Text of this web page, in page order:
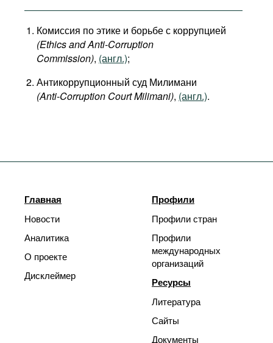
Комиссия по этике и борьбе с коррупцией
(Ethics and Anti-Corruption
Commission), (англ.);
Антикоррупционный суд Милимани
(Anti-Corruption Court Milimani), (англ.).
Главная
Новости
Аналитика
О проекте
Дисклеймер
Профили
Профили стран
Профили
международных
организаций
Ресурсы
Литература
Сайты
Документы